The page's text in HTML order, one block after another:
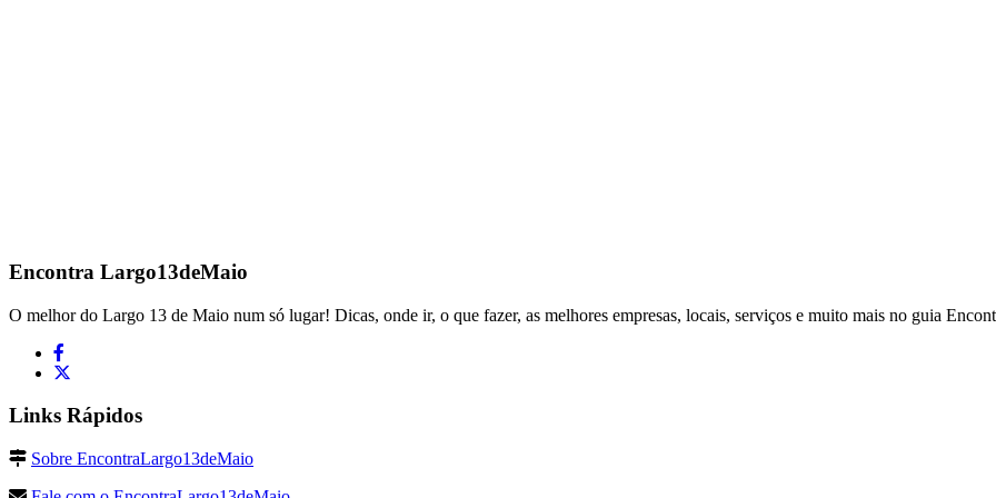
Encontra Largo13deMaio
O melhor do Largo 13 de Maio num só lugar! Dicas, onde ir, o que fazer, as melhores empresas, locais, serviços e muito mais no guia
Links Rápidos
Sobre EncontraLargo13deMaio